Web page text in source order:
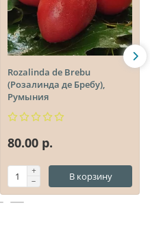
Rozalinda de Brebu
(Розалинда де Бребу),
Румыния
80.00 р.
В корзину